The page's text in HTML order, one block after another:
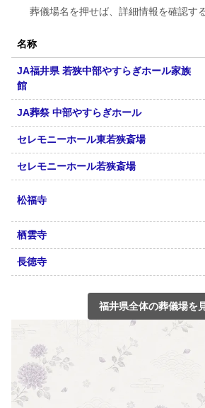
葬儀場名を押せば、詳細情報を確認す
名称
JA福井県 若狭中部やすらぎホール家族
館
JA葬祭 中部やすらぎホール
セレモニーホール東若狭斎場
セレモニーホール若狭斎場
松福寺
栖雲寺
長徳寺
福井県全体の葬儀場を